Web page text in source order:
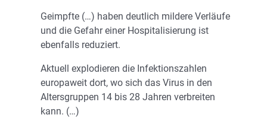
Geimpfte (…) haben deutlich mildere Verläufe
und die Gefahr einer Hospitalisierung ist
ebenfalls reduziert.
Aktuell explodieren die Infektionszahlen
europaweit dort, wo sich das Virus in den
Altersgruppen 14 bis 28 Jahren verbreiten
kann. (…)